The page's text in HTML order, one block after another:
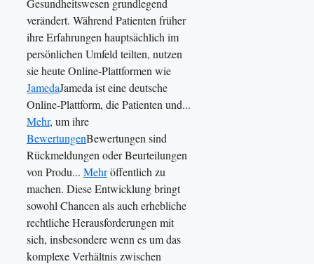
Gesundheitswesen grundlegend
verändert. Während Patienten früher
ihre Erfahrungen hauptsächlich im
persönlichen Umfeld teilten, nutzen
sie heute Online-Plattformen wie
JamedaJameda ist eine deutsche
Online-Plattform, die Patienten und...
Mehr, um ihre
BewertungenBewertungen sind
Rückmeldungen oder Beurteilungen
von Produ... Mehröffentlich zu
machen. Diese Entwicklung bringt
sowohl Chancen als auch erhebliche
rechtliche Herausforderungen mit
sich, insbesondere wenn es um das
komplexe Verhältnis zwischen